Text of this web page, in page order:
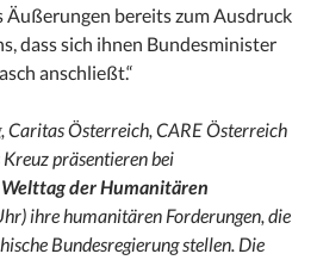
Äußerungen bereits zum Ausdruck
dass sich ihnen Bundesminister
anschließt.“
Caritas Österreich, CARE Österreich
präsentieren bei
der Humanitären
ihre humanitären Forderungen, die
Bundesregierung stellen. Die